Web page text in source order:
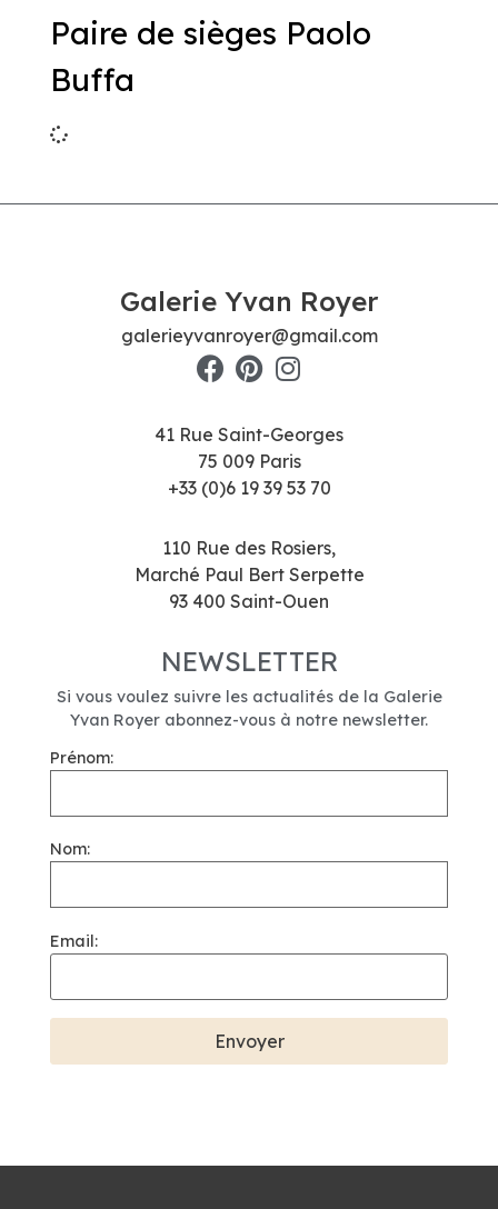
Paire de sièges Paolo
Buffa
Galerie Yvan Royer
galerieyvanroyer@gmail.com
41 Rue Saint-Georges
75 009 Paris
+33 (0)6 19 39 53 70
110 Rue des Rosiers,
Marché Paul Bert Serpette
93 400 Saint-Ouen
NEWSLETTER
Si vous voulez suivre les actualités de la Galerie
Yvan Royer abonnez-vous à notre newsletter.
Prénom:
Nom:
Email: